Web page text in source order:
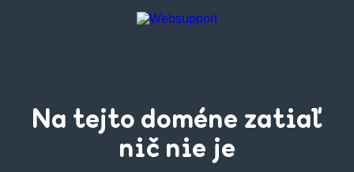
Na tejto doméne zatiaľ
nič nie je